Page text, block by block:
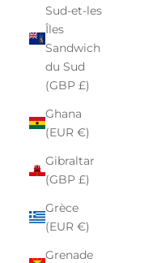
Sud-et-les
Îles
Sandwich
du Sud
(GBP £)
Ghana
(EUR €)
Gibraltar
(GBP £)
Grèce
(EUR €)
Grenade